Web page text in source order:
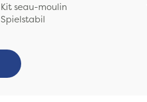
Kit seau-moulin
Spielstabil